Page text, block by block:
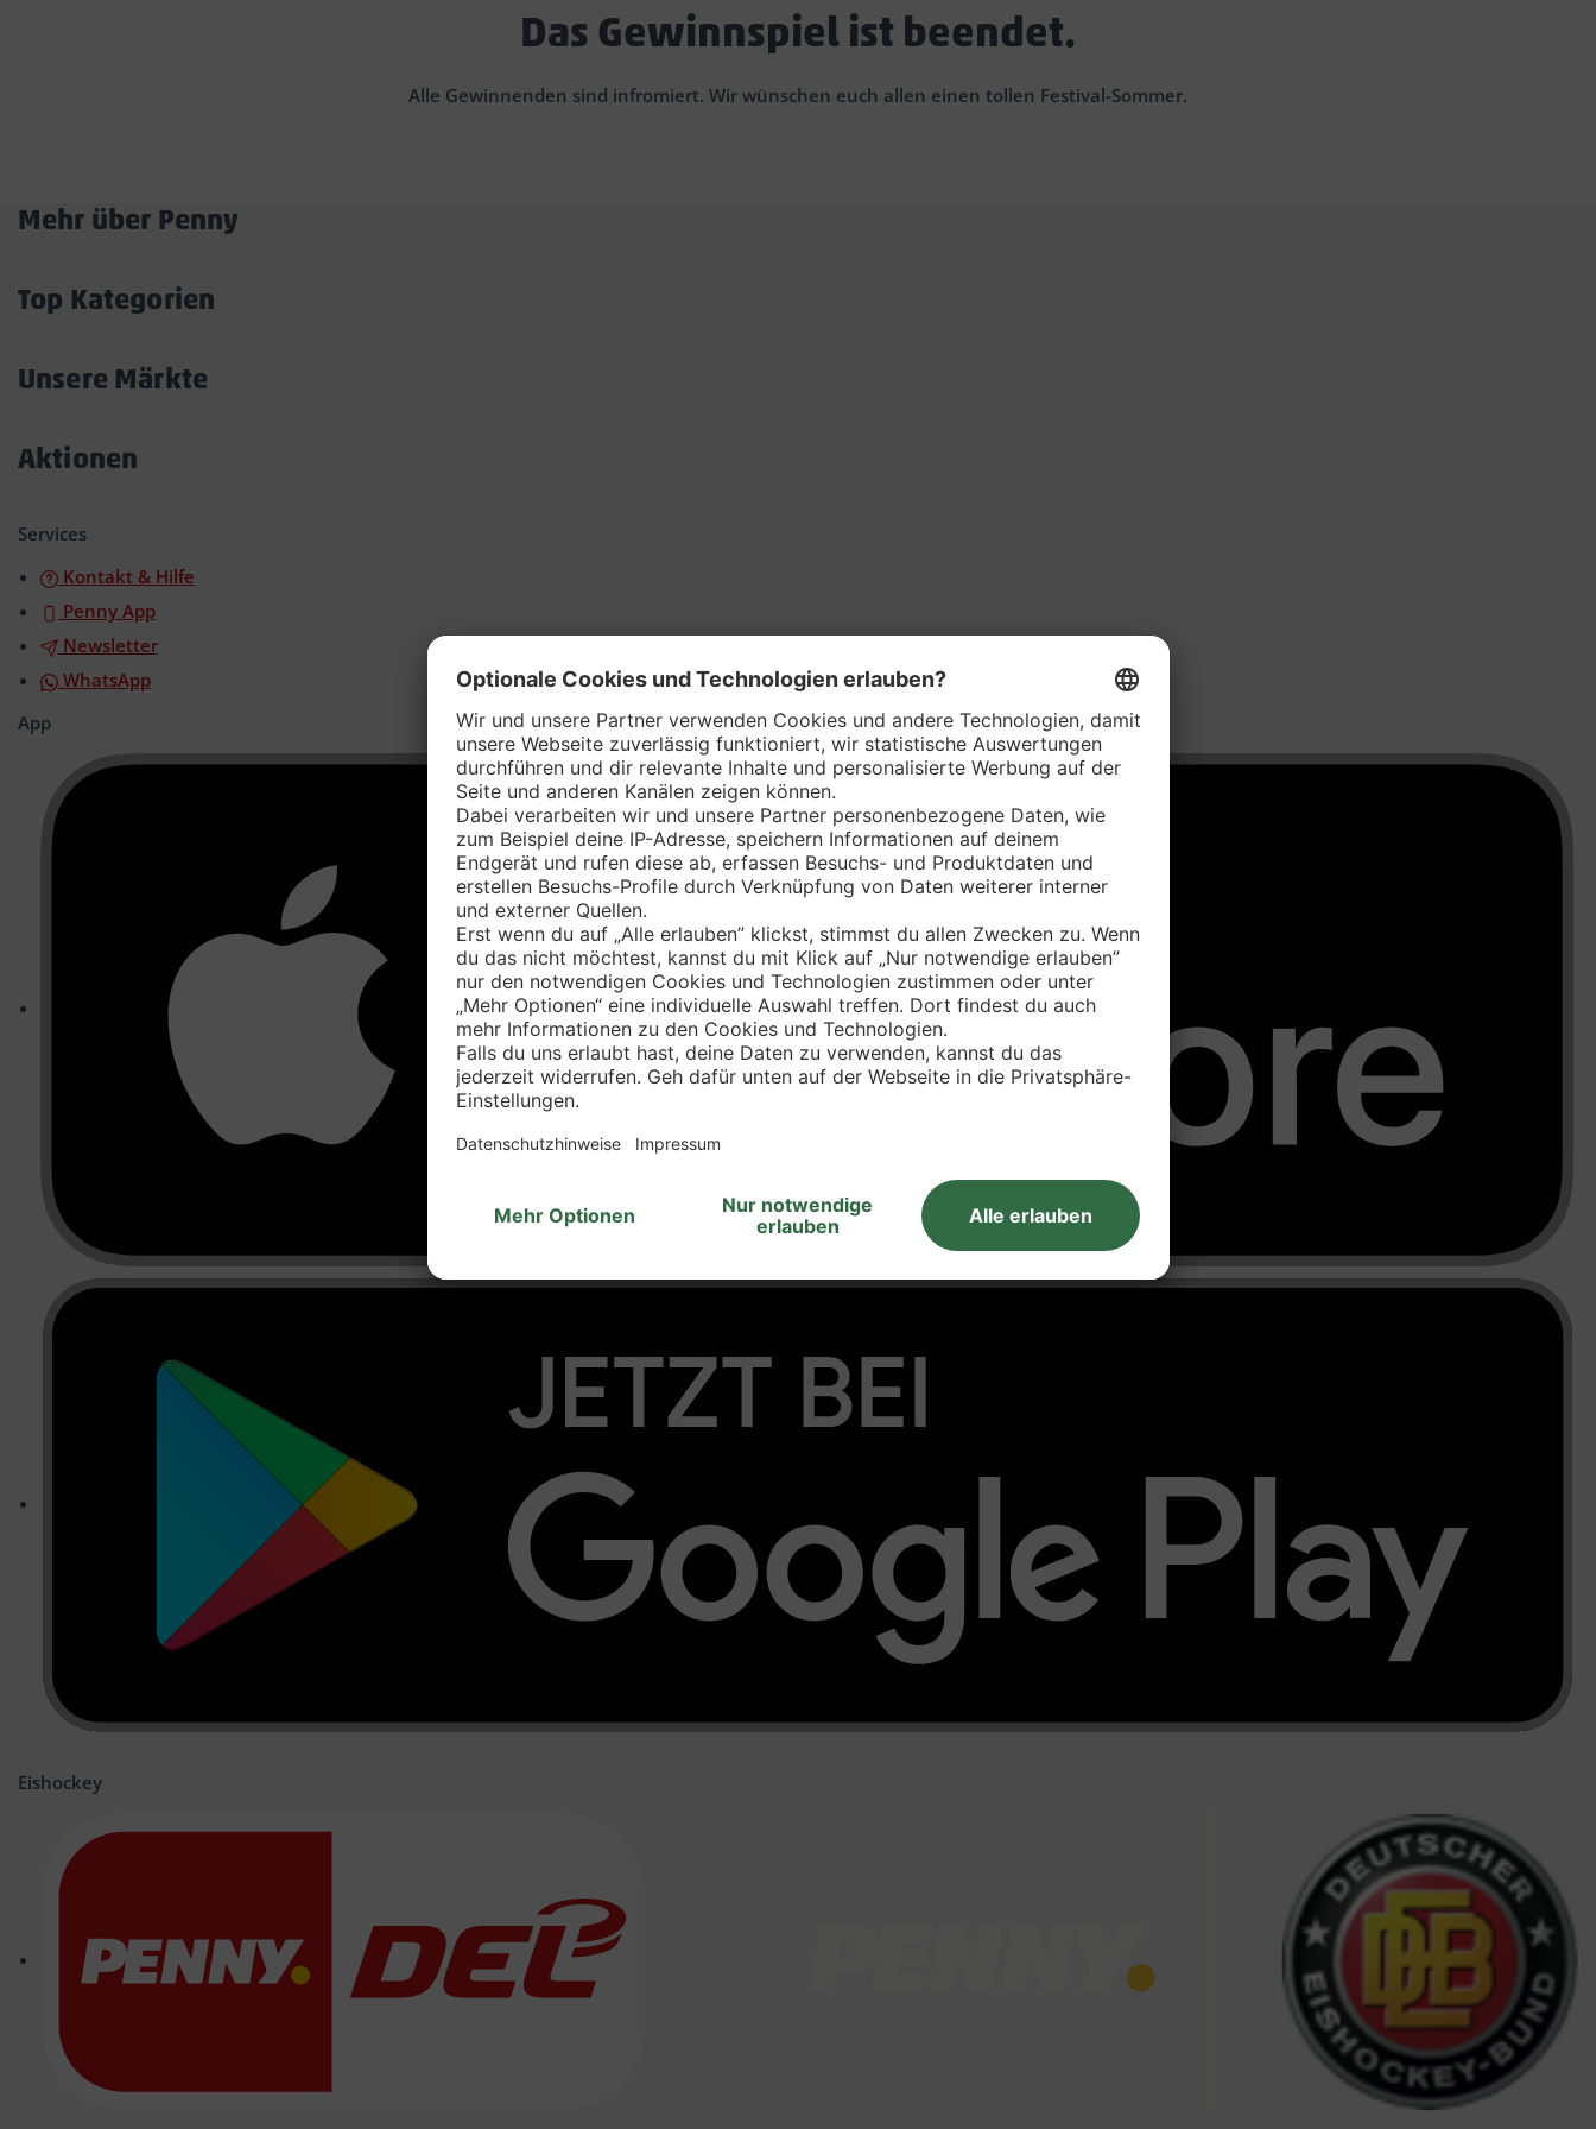
Das Gewinnspiel ist beendet.
Alle Gewinnenden sind infromiert. Wir wünschen euch allen einen tollen Festival-Sommer.
Mehr über Penny
Top Kategorien
Unsere Märkte
Aktionen
Services
Kontakt & Hilfe
Penny App
Newsletter
WhatsApp
App
Eishockey